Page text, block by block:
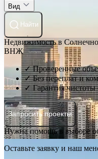
Вид
Найти
Недвижимость в
ВНЖ
✓ Проверенные
✓ Без переплат и
✓ Гарантия чистоты
Запросить проекты
Нужна помощь в выборе
Оставьте заявку и наш